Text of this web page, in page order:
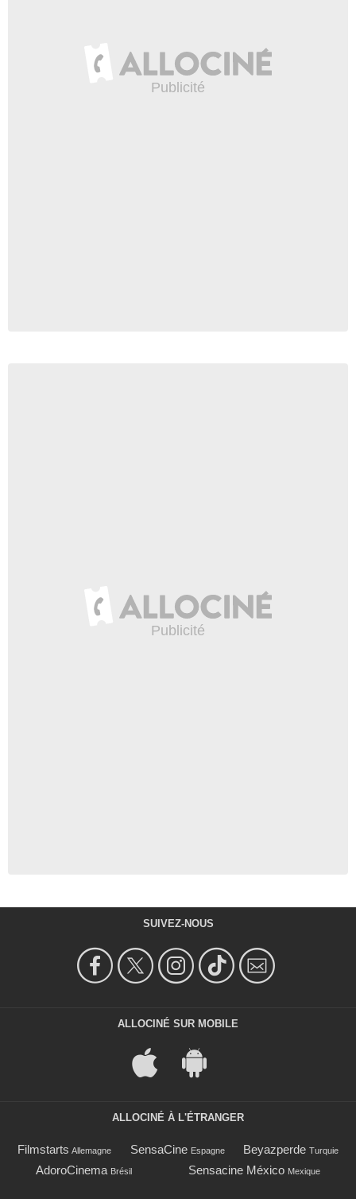
SUIVEZ-NOUS
ALLOCINÉ SUR MOBILE
ALLOCINÉ À L'ÉTRANGER
Filmstarts Allemagne SensaCine Espagne Beyazperde Turquie
AdoroCinema Brésil Sensacine México Mexique